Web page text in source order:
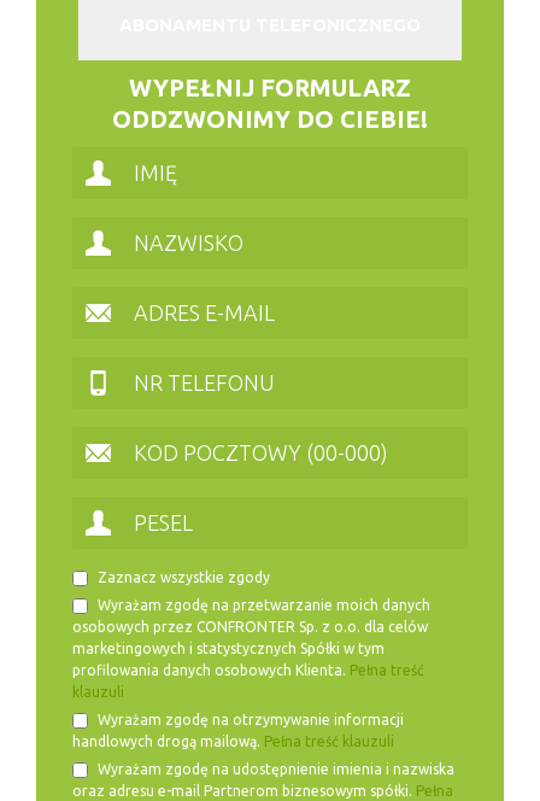
WYPEŁNIJ FORMULARZ
ODDZWONIMY DO CIEBIE!
Zaznacz wszystkie zgody
Wyrażam zgodę na przetwarzanie moich danych
osobowych przez CONFRONTER Sp. z o.o. dla celów
marketingowych i statystycznych Spółki w tym
profilowania danych osobowych Klienta. Pełna treść
klauzuli
Wyrażam zgodę na otrzymywanie informacji
handlowych drogą mailową. Pełna treść klauzuli
Wyrażam zgodę na udostępnienie imienia i nazwiska
oraz adresu e-mail Partnerom biznesowym spółki. Pełna